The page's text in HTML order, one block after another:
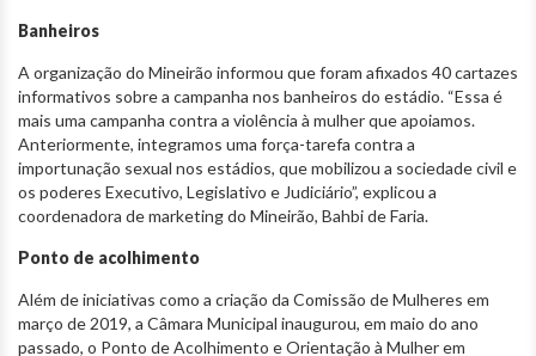
Banheiros
A organização do Mineirão informou que foram afixados 40 cartazes
informativos sobre a campanha nos banheiros do estádio. “Essa é
mais uma campanha contra a violência à mulher que apoiamos.
Anteriormente, integramos uma força-tarefa contra a
importunação sexual nos estádios, que mobilizou a sociedade civil e
os poderes Executivo, Legislativo e Judiciário”, explicou a
coordenadora de marketing do Mineirão, Bahbi de Faria.
Ponto de acolhimento
Além de iniciativas como a criação da Comissão de Mulheres em
março de 2019, a Câmara Municipal inaugurou, em maio do ano
passado, o Ponto de Acolhimento e Orientação à Mulher em